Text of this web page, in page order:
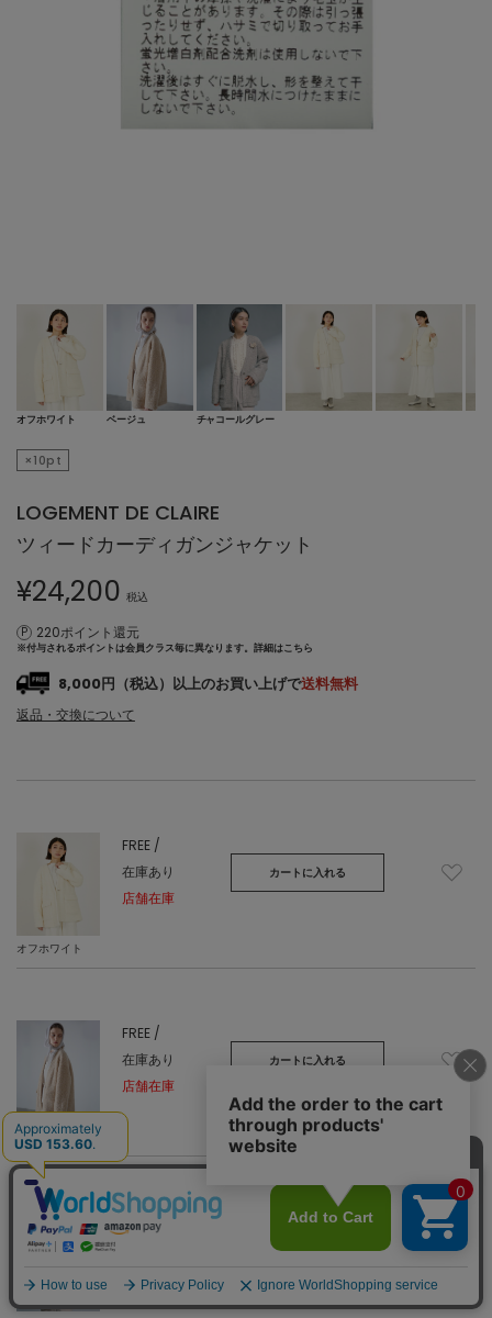
オフホワイト ベージュ チャコールグレー
×10pt
LOGEMENT DE CLAIRE
ツィードカーディガンジャケット
¥24,200 税込
220ポイント還元
※付与されるポイントは会員クラス毎に異なります。 詳細はこちら
8,000円（税込）以上のお買い上げで送料無料
返品・交換について
オフホワイト
FREE /
在庫あり
店舗在庫
カートに入れる
ベージュ
FREE /
在庫あり
店舗在庫
カートに入れる
FREE /
カートに入れる